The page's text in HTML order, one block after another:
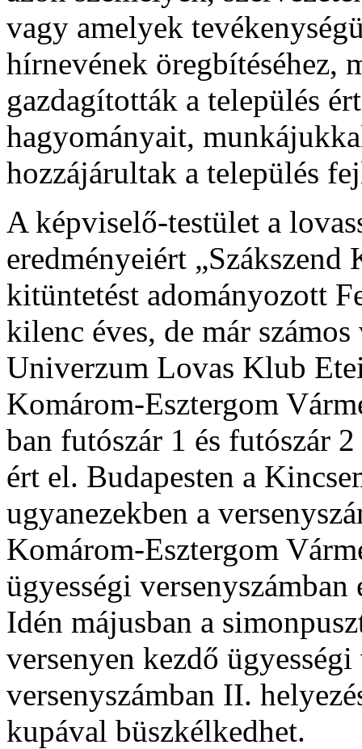
vagy amelyek
hírnevének öregbítéséhez,
gazdagították a település
hagyományait,
hozzájárultak a település
A képviselő-testület a
eredményeiért
kitüntetést adományozott
kilenc éves, de már
Univerzum Lovas Klub
Komárom-Esztergom
ban futószár 1 és futószár
ért el. Budapesten a
ugyanezekben a
Komárom-Esztergom
ügyességi
Idén májusban a
versenyen kezdő
versenyszámban II.
kupával büszkélkedhet.